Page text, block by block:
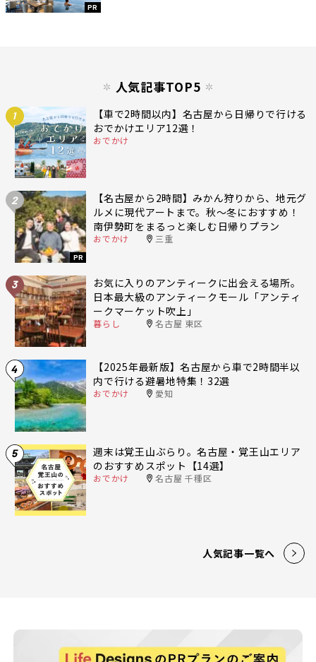
PR
人気記事TOP5
1
【車で2時間以内】名古屋から日帰りで行ける
おでかけエリア12選！
おでかけ
2
PR
【名古屋から2時間】みかん狩りから、地元グ
ルメに現代アートまで。秋〜冬におすすめ！
南伊勢町をまるっと楽しむ日帰りプラン
おでかけ 三重
3
お気に入りのアンティークに出会える場所。
日本最大級のアンティークモール「アンティ
ークマーケット吹上」
暮らし 名古屋 東区
4
【2025年最新版】名古屋から車で2時間半以
内で行ける避暑地特集！32選
おでかけ 愛知
5
週末は覚王山ぶらり。名古屋・覚王山エリア
のおすすめスポット【14選】
おでかけ 名古屋 千種区
人気記事一覧へ